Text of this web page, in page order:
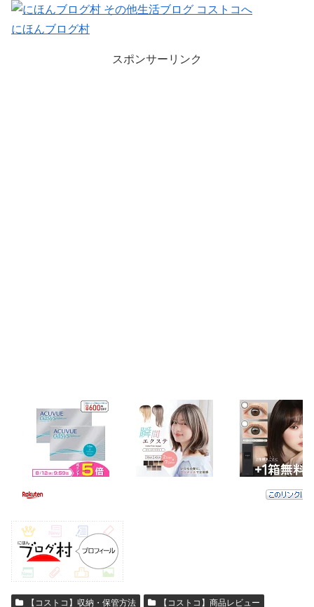
にほんブログ村
スポンサーリンク
【コストコ】収納・保管方法 【コストコ】商品レビュー